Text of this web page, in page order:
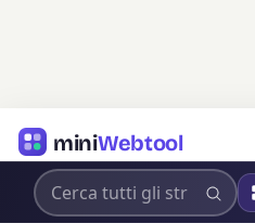
miniWebtool